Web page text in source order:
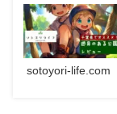
sotoyori-life.com